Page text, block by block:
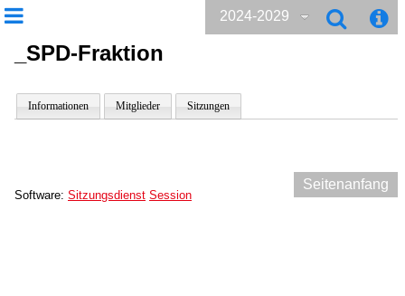
2024-2029
_SPD-Fraktion
Informationen Mitglieder Sitzungen
Seitenanfang
Software: Sitzungsdienst Session